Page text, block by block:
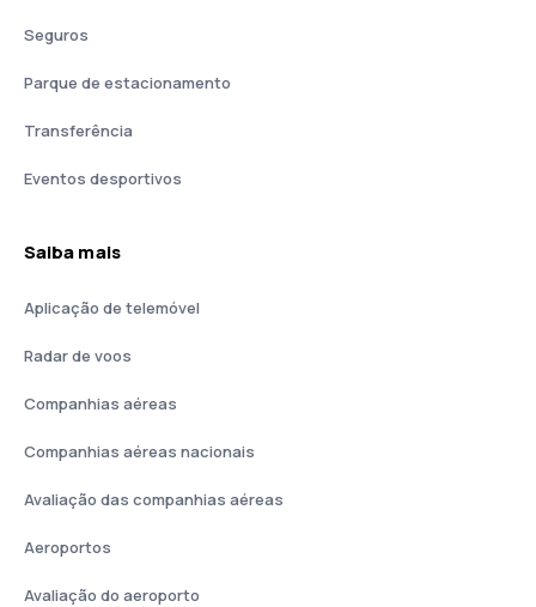
Seguros
Parque de estacionamento
Transferência
Eventos desportivos
Saiba mais
Aplicação de telemóvel
Radar de voos
Companhias aéreas
Companhias aéreas nacionais
Avaliação das companhias aéreas
Aeroportos
Avaliação do aeroporto